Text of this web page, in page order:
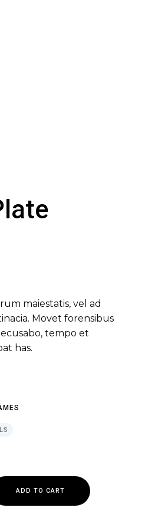
maiestatis, vel ad
Movet forensibus
tempo et
has.
ADD TO CART